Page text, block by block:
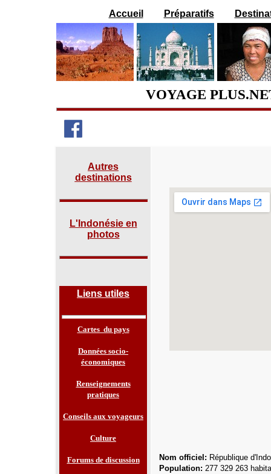
Accueil Préparatifs
VOYAGE
Autres
destinations
L'Indonésie en
photos
Liens utiles
Cartes du pays
Données socio-
économiques
Renseignements
pratiques
Conseils aux voyageurs
Culture
Forums de discussion Nom officiel: République
Population: 277 329 263